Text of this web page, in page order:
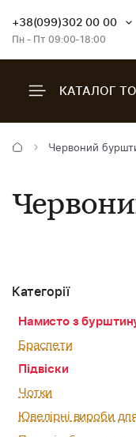
+38(099)302 00 00
Пн - Пт 09:00-18:00
КАТАЛОГ
Червоний
Категорії
Намисто з
Браслети
Підвіски
Чотки
Ювелірні вироби